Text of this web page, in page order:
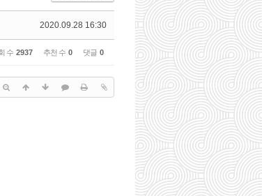
2020.09.28 16:30
수 2937 추천 수 0 댓글 0